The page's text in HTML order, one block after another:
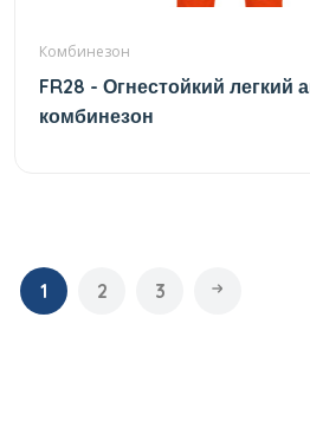
Комбинезон
FR28 - Огнестойкий легкий
комбинезон
1 2 3